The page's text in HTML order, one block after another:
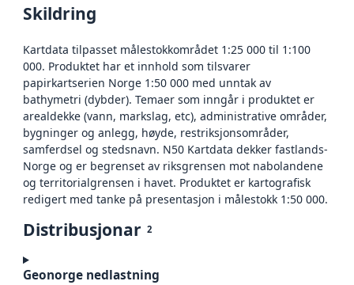
Skildring
Kartdata tilpasset målestokkområdet 1:25 000 til 1:100
000. Produktet har et innhold som tilsvarer
papirkartserien Norge 1:50 000 med unntak av
bathymetri (dybder). Temaer som inngår i produktet er
arealdekke (vann, markslag, etc), administrative områder,
bygninger og anlegg, høyde, restriksjonsområder,
samferdsel og stedsnavn. N50 Kartdata dekker fastlands-
Norge og er begrenset av riksgrensen mot nabolandene
og territorialgrensen i havet. Produktet er kartografisk
redigert med tanke på presentasjon i målestokk 1:50 000.
Distribusjonar 2
Geonorge nedlastning